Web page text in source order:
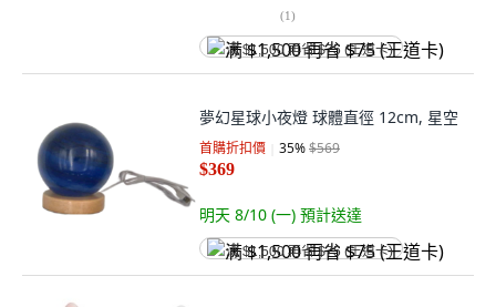
(1)
满 $1,500 再省 $75 (王道卡)
夢幻星球小夜燈 球體直徑 12cm, 星空
首購折扣價 35%$569
$369
明天 8/10 (一) 預計送達
满 $1,500 再省 $75 (王道卡)